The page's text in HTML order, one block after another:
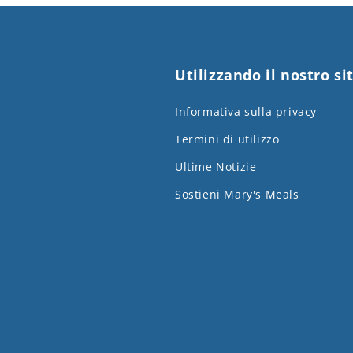
Utilizzando il nostro
Informativa sulla privacy
Termini di utilizzo
Ultime Notizie
Sostieni Mary's Meals